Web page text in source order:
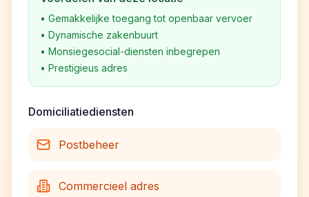
• Gemakkelijke toegang tot openbaar vervoer
• Dynamische zakenbuurt
• Monsiegesocial-diensten inbegrepen
• Prestigieus adres
Domiciliatiediensten
Postbeheer
Commercieel adres